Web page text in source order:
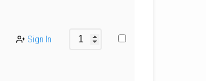
Sign In